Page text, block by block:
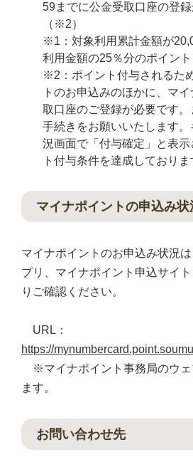
59までに公金受取口座の登
（※2）
※1：対象利用累計金額が
利用金額の25％分のポイント
※2：ポイント付与されるた
トのお申込みのほかに、マ
取口座のご登録が必要です
手続きをお願いいたします
況画面で「付与確定」と表
ト付与条件を達成しておりま
マイナポイントの申込み
マイナポイントのお申込み状況
プリ、マイナポイント申込サイ
りご確認ください。
URL：
https://
※マイナポイント事務局のウェ
ます。
お問い合わせ先